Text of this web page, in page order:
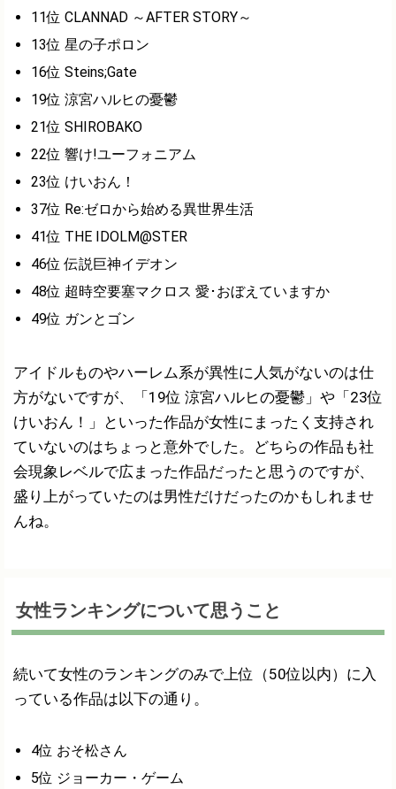
11位 CLANNAD ～AFTER STORY～
13位 星の子ポロン
16位 Steins;Gate
19位 涼宮ハルヒの憂鬱
21位 SHIROBAKO
22位 響け!ユーフォニアム
23位 けいおん！
37位 Re:ゼロから始める異世界生活
41位 THE IDOLM@STER
46位 伝説巨神イデオン
48位 超時空要塞マクロス 愛･おぼえていますか
49位 ガンとゴン
アイドルものやハーレム系が異性に人気がないのは仕
方がないですが、「19位 涼宮ハルヒの憂鬱」や「23位
けいおん！」といった作品が女性にまったく支持され
ていないのはちょっと意外でした。どちらの作品も社
会現象レベルで広まった作品だったと思うのですが、
盛り上がっていたのは男性だけだったのかもしれませ
んね。
女性ランキングについて思うこと
続いて女性のランキングのみで上位（50位以内）に入
っている作品は以下の通り。
4位 おそ松さん
5位 ジョーカー・ゲーム